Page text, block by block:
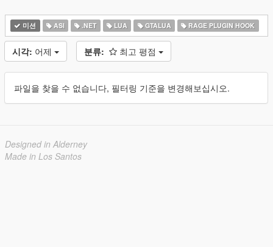
미션 ASI .NET LUA GTALUA RAGE PLUGIN HOOK
시각: 어제 분류: 최고 평점
파일을 찾을 수 없습니다, 필터링 기준을 변경해보십시오.
Designed in Alderney
Made in Los Santos